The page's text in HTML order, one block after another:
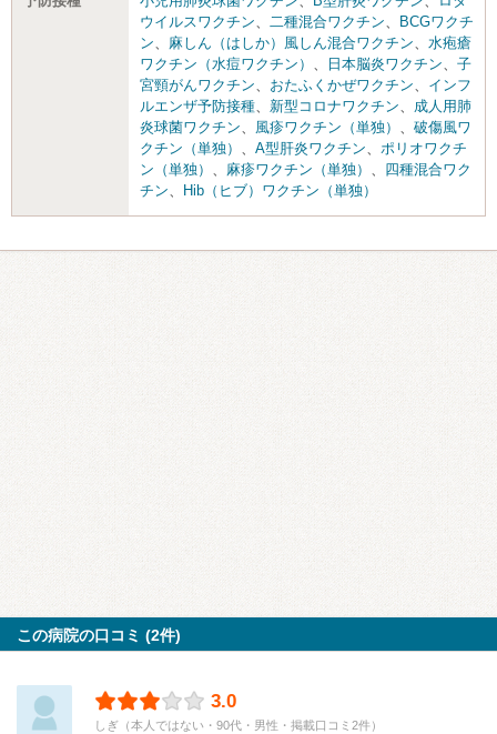
ウイルスワクチン
二種混合ワクチン
BCGワクチ
ン
麻しん（はしか）風しん混合ワクチン
水疱瘡
ワクチン（水痘ワクチン）
日本脳炎ワクチン
子
宮頸がんワクチン
おたふくかぜワクチン
インフ
ルエンザ予防接種
新型コロナワクチン
成人用肺
炎球菌ワクチン
風疹ワクチン（単独）
破傷風ワ
クチン（単独）
A型肝炎ワクチン
ポリオワクチ
ン（単独）
麻疹ワクチン（単独）
四種混合ワク
チン
Hib（ヒブ）ワクチン（単独）
この病院の口コミ (2件)
3.0
しぎ（本人ではない・90代・男性・掲載口コミ2件）